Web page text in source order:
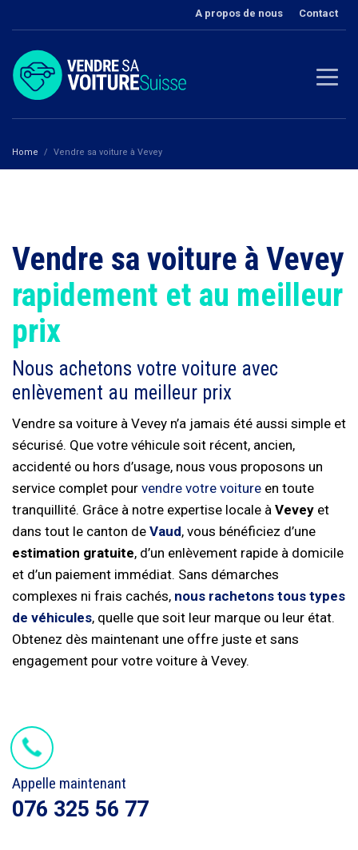
A propos de nous Contact
Home Vendre sa voiture à Vevey
Vendre sa voiture à Vevey
rapidement et au meilleur
prix
Nous achetons votre voiture avec
enlèvement au meilleur prix‎
Vendre sa voiture à Vevey n’a jamais été aussi simple et
sécurisé. Que votre véhicule soit récent, ancien,
accidenté ou hors d’usage, nous vous proposons un
service complet pour vendre votre voiture en toute
tranquillité. Grâce à notre expertise locale à Vevey et
dans tout le canton de Vaud, vous bénéficiez d’une
estimation gratuite, d’un enlèvement rapide à domicile
et d’un paiement immédiat. Sans démarches
complexes ni frais cachés, nous rachetons tous types
de véhicules, quelle que soit leur marque ou leur état.
Obtenez dès maintenant une offre juste et sans
engagement pour votre voiture à Vevey.
Appelle maintenant
076 325 56 77